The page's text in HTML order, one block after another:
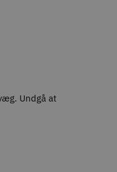
Undgå at